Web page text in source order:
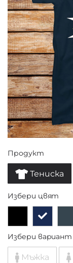
Продукт
Тениска
Избери цвят
Избери вариант
Мъжка